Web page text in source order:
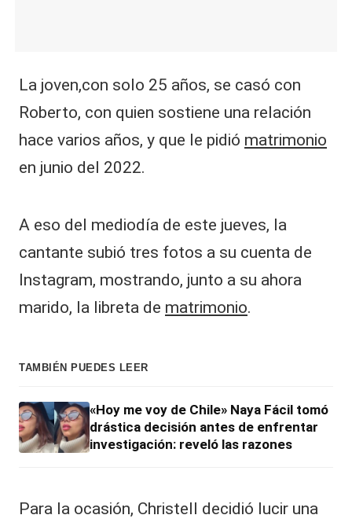
La joven,con solo 25 años, se casó con
Roberto, con quien sostiene una relación
hace varios años, y que le pidió matrimonio
en junio del 2022.
A eso del mediodía de este jueves, la
cantante subió tres fotos a su cuenta de
Instagram, mostrando, junto a su ahora
marido, la libreta de matrimonio.
TAMBIÉN PUEDES LEER
«Hoy me voy de Chile» Naya Fácil tomó
drástica decisión antes de enfrentar
investigación: reveló las razones
Para la ocasión, Christell decidió lucir una